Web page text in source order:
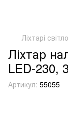
Ліхтарі
Ліхтар
LED-230,
Артикул: 55055